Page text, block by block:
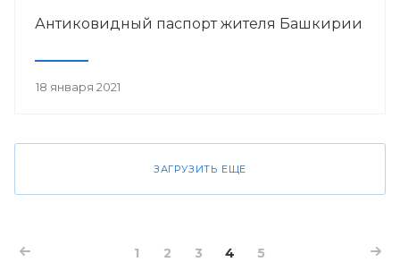
Антиковидный паспорт жителя Башкирии
18 января 2021
ЗАГРУЗИТЬ ЕЩЕ
1 2 3 4 5